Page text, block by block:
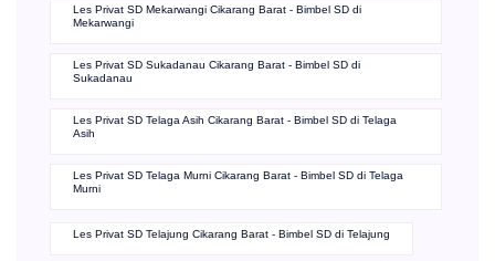
Les Privat SD Mekarwangi Cikarang Barat - Bimbel SD di
Mekarwangi
Les Privat SD Sukadanau Cikarang Barat - Bimbel SD di
Sukadanau
Les Privat SD Telaga Asih Cikarang Barat - Bimbel SD di Telaga
Asih
Les Privat SD Telaga Murni Cikarang Barat - Bimbel SD di Telaga
Murni
Les Privat SD Telajung Cikarang Barat - Bimbel SD di Telajung